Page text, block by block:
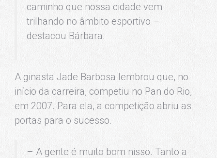
caminho que nossa cidade vem
trilhando no âmbito esportivo –
destacou Bárbara.
A ginasta Jade Barbosa lembrou que, no
início da carreira, competiu no Pan do Rio,
em 2007. Para ela, a competição abriu as
portas para o sucesso.
– A gente é muito bom nisso. Tanto a